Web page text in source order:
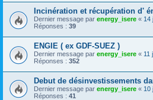
Incinération et récupération d'
Dernier message par energy_isere « 14
Réponses : 39
ENGIE ( ex GDF-SUEZ )
Dernier message par energy_isere « 11
Réponses : 352
Debut de désinvestissements
Dernier message par energy_isere « 10
Réponses : 41